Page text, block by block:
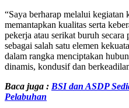
“Saya berharap melalui
memantapkan kualitas serta
pekerja atau serikat buruh secara
sebagai salah satu elemen
dalam rangka menciptakan
dinamis, kondusif dan
Baca juga : BSI dan ASDP
Pelabuhan